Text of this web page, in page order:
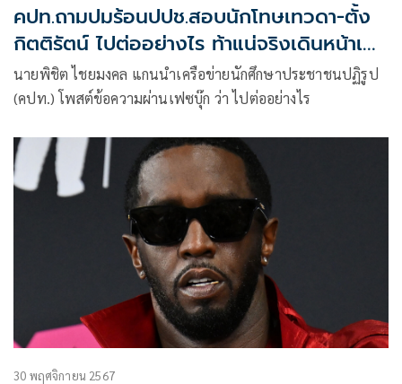
คปท.ถามปมร้อนปปช.สอบนักโทษเทวดา-ตั้ง
กิตติรัตน์ ไปต่ออย่างไร ท้าแน่จริงเดินหน้าเต็ม
ที่เลย
นายพิชิต ไชยมงคล แกนนำเครือข่ายนักศึกษาประชาชนปฏิรูป
(คปท.) โพสต์ข้อความผ่านเฟซบุ๊ก ว่า ไปต่ออย่างไร
30 พฤศจิกายน 2567